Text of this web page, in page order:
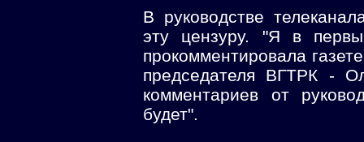
В руководстве
эту цензуру. "Я в
прокомментировала
председателя ВГТРК -
комментариев от
будет".